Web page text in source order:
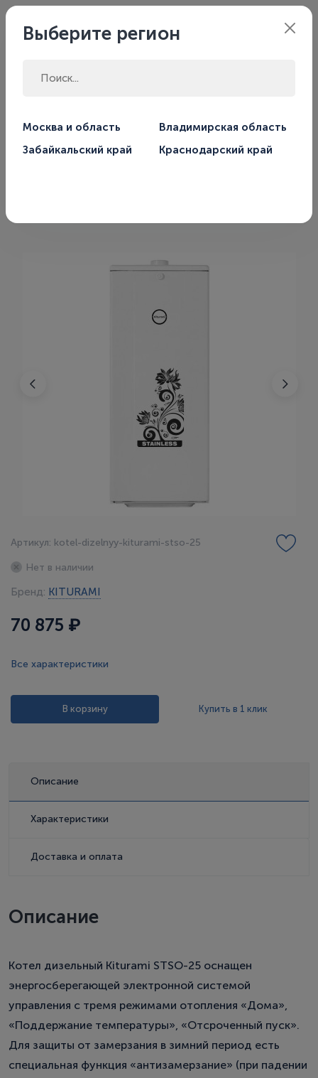
Москва
Дизельные котлы отопления
Артикул: kotel-dizelnyy-kiturami-stso-25
Нет в наличии
Бренд: KITURAMI
70 875 ₽
Все характеристики
В корзину Купить в 1 клик
Описание
Характеристики
Доставка и оплата
Описание
Котел дизельный Kiturami STSO-25 оснащен
энергосберегающей электронной системой
управления с тремя режимами отопления «Дома»,
«Поддержание температуры», «Отсроченный пуск».
Для защиты от замерзания в зимний период есть
специальная функция «антизамерзание» (при падении
Выберите регион
Москва и область
Владимирская область
Забайкальский край
Краснодарский край